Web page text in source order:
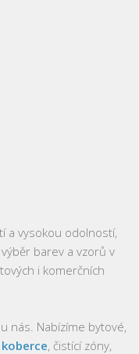
a vysokou odolností,
výběr barev a vzorů v
i komerčních
nás. Nabízíme bytové,
koberce, čistící zóny,